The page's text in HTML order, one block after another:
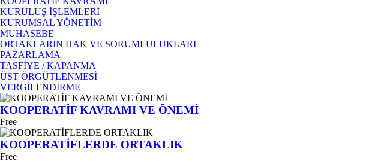
KURULUŞ İŞLEMLERİ
KURUMSAL YÖNETİM
MUHASEBE
ORTAKLARIN HAK VE SORUMLULUKLARI
PAZARLAMA
TASFİYE / KAPANMA
ÜST ÖRGÜTLENMESİ
VERGİLENDİRME
KOOPERATİF KAVRAMI VE ÖNEMİ
Free
KOOPERATİFLERDE ORTAKLIK
Free